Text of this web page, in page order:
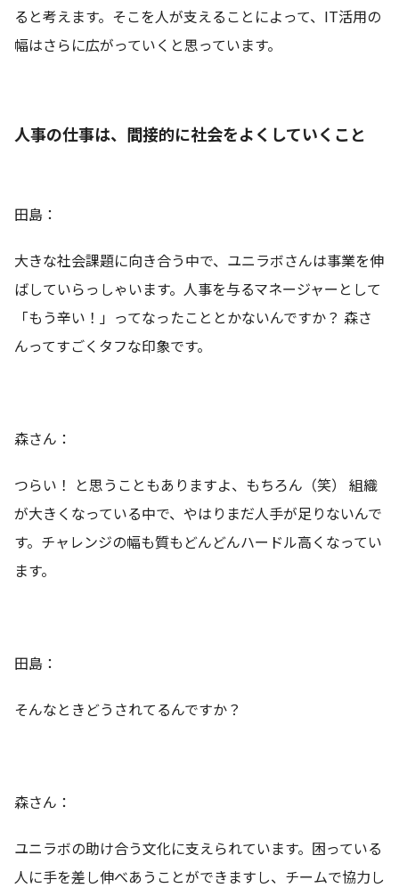
ると考えます。そこを人が支えることによって、IT活用の
幅はさらに広がっていくと思っています。
人事の仕事は、間接的に社会をよくしていくこと
田島：
大きな社会課題に向き合う中で、ユニラボさんは事業を伸
ばしていらっしゃいます。人事を与るマネージャーとして
「もう辛い！」ってなったこととかないんですか？ 森さ
んってすごくタフな印象です。
森さん：
つらい！ と思うこともありますよ、もちろん（笑） 組織
が大きくなっている中で、やはりまだ人手が足りないんで
す。チャレンジの幅も質もどんどんハードル高くなってい
ます。
田島：
そんなときどうされてるんですか？
森さん：
ユニラボの助け合う文化に支えられています。困っている
人に手を差し伸べあうことができますし、チームで協力し